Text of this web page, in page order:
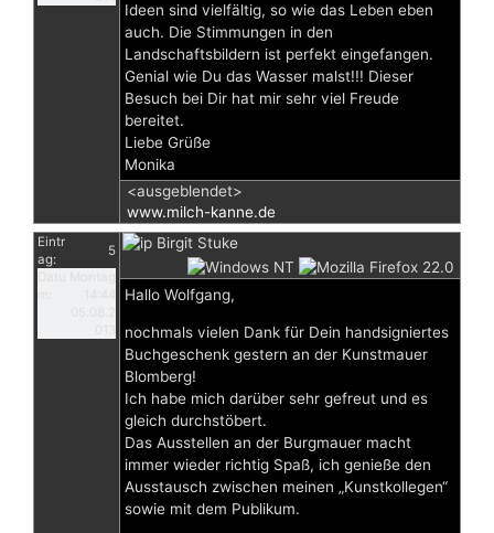
Ideen sind vielfältig, so wie das Leben eben
auch. Die Stimmungen in den
Landschaftsbildern ist perfekt eingefangen.
Genial wie Du das Wasser malst!!! Dieser
Besuch bei Dir hat mir sehr viel Freude
bereitet.
Liebe Grüße
Monika
<ausgeblendet>
www.milch-kanne.de
Eintr
ag:
5
Birgit Stuke
Hallo Wolfgang,
nochmals vielen Dank für Dein handsigniertes
Buchgeschenk gestern an der Kunstmauer
Blomberg!
Ich habe mich darüber sehr gefreut und es
gleich durchstöbert.
Das Ausstellen an der Burgmauer macht
immer wieder richtig Spaß, ich genieße den
Ausstausch zwischen meinen „Kunstkollegen“
sowie mit dem Publikum.